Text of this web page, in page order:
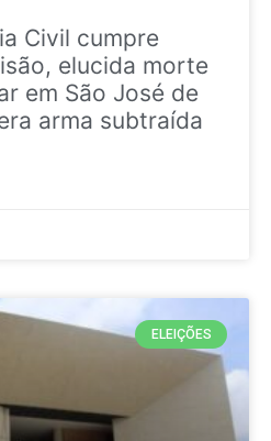
Civil cumpre
elucida morte
em São José de
arma subtraída
ELEIÇÕES